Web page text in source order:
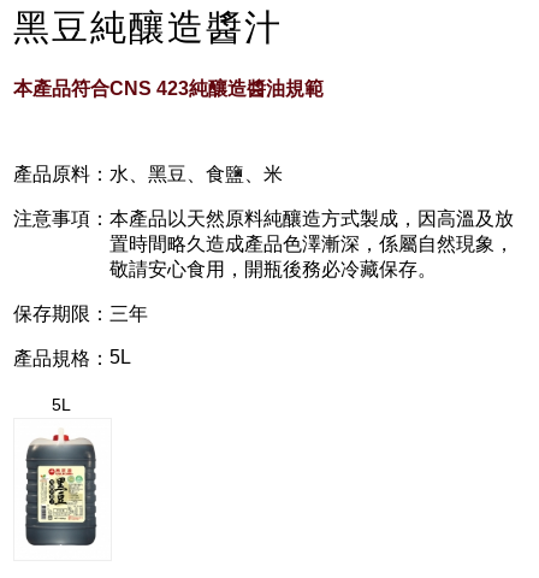
黑豆純釀造醬汁
本產品符合CNS 423純釀造醬油規範
產品原料： 水、黑豆、食鹽、米
注意事項：本產品以天然原料純釀造方式製成，因高溫及放
置時間略久造成產品色澤漸深，係屬自然現象，
敬請安心食用，開瓶後務必冷藏保存。
保存期限： 三年
產品規格：5L
5L